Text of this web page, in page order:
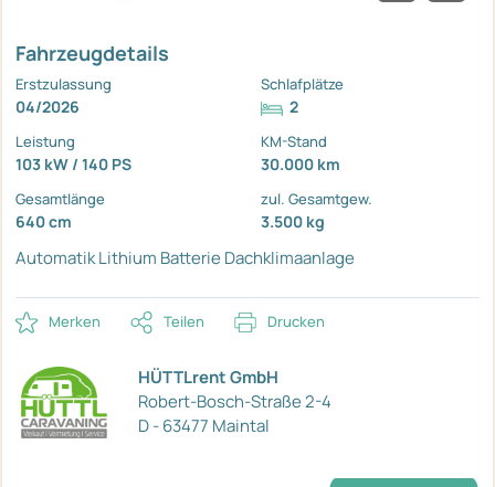
Fahrzeugdetails
Erstzulassung
04/2026
Schlafplätze
2
Leistung
103 kW / 140 PS
KM-Stand
30.000 km
Gesamtlänge
640 cm
zul. Gesamtgew.
3.500 kg
AutomatikLithium Batterie Dachklimaanlage
Merken Teilen Drucken
HÜTTLrent GmbH
Robert-Bosch-Straße 2-4
D - 63477 Maintal